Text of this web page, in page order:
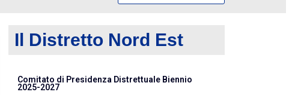
Il Distretto Nord Est
Comitato di Presidenza Distrettuale Biennio
2025-2027